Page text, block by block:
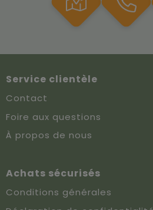
Service clientèle
Contact
Foire aux questions
À propos de nous
Achats sécurisés
Conditions générales